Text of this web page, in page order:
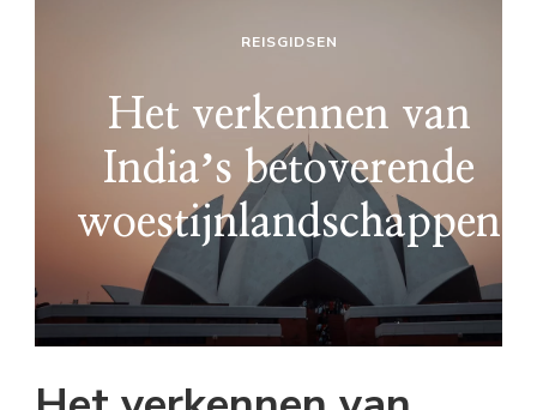
REISGIDSEN
Het verkennen van
Indiaʼs betoverende
woestijnlandschappen